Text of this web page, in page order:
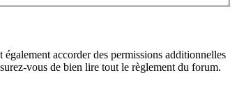
accorder des permissions additionnelles
vous de bien lire tout le règlement du forum.